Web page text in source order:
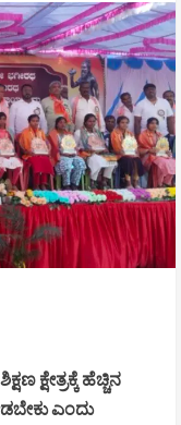
ಕ್ಷೇತ್ರಕ್ಕೆ ಹೆಚ್ಚಿನ
ಎಂದು